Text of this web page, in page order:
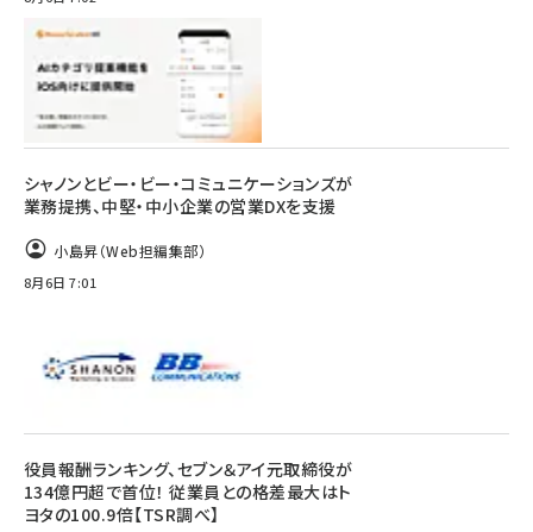
シャノンとビー・ビー・コミュニケーションズが
業務提携、中堅・中小企業の営業DXを支援
小島昇（Web担編集部）
8月6日 7:01
役員報酬ランキング、セブン＆アイ元取締役が
134億円超で首位！ 従業員との格差最大はト
ヨタの100.9倍【TSR調べ】